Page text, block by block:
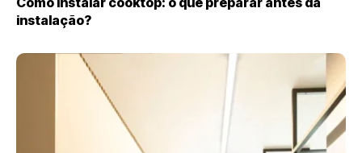
instalação?